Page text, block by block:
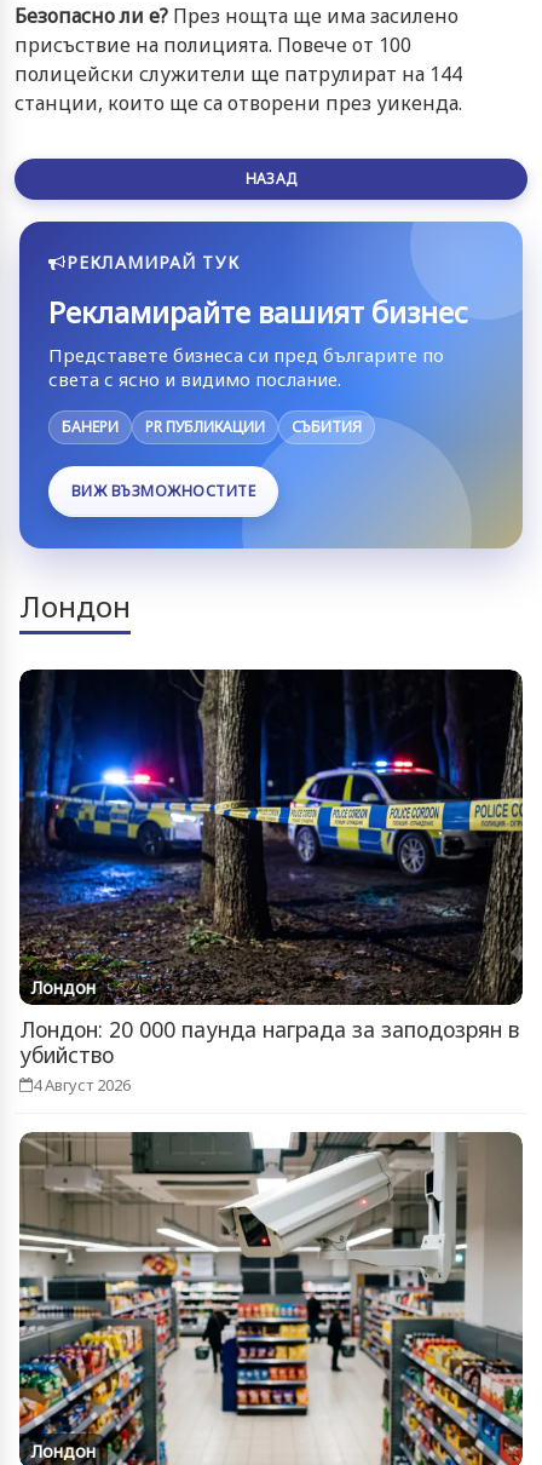
Безопасно ли е? През нощта ще има засилено
присъствие на полицията. Повече от 100
полицейски служители ще патрулират на 144
станции, които ще са отворени през уикенда.
НАЗАД
РЕКЛАМИРАЙ ТУК
Рекламирайте вашият бизнес
Представете бизнеса си пред българите по
света с ясно и видимо послание.
БАНЕРИ PR ПУБЛИКАЦИИ СЪБИТИЯ
ВИЖ ВЪЗМОЖНОСТИТЕ
Лондон
Лондон
Лондон: 20 000 паунда награда за заподозрян в
убийство
4 Август 2026
Лондон